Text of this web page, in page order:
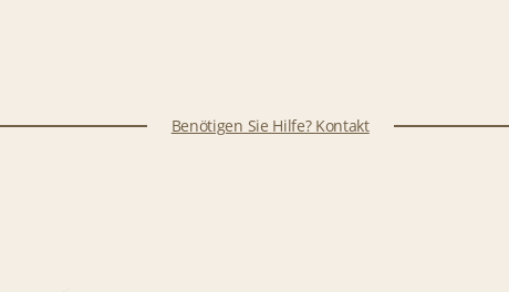
Benötigen Sie Hilfe? Kontakt